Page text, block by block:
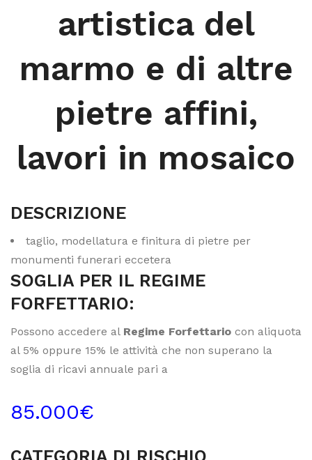
artistica del
marmo e di altre
pietre affini,
lavori in mosaico
DESCRIZIONE
taglio, modellatura e finitura di pietre per
monumenti funerari eccetera
SOGLIA PER IL REGIME
FORFETTARIO:
Possono accedere al Regime Forfettario con aliquota
al 5% oppure 15% le attività che non superano la
soglia di ricavi annuale pari a
85.000€